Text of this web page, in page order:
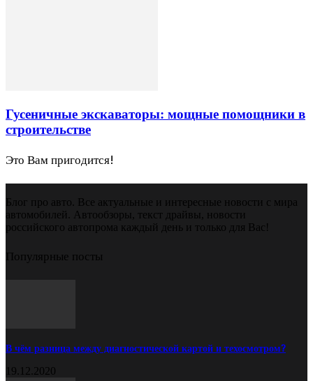
Гусеничные экскаваторы: мощные помощники в
строительстве
Это Вам пригодится!
Блог про авто. Все актуальные и интересные новости с мира
автомобилей. Автообзоры, текст драйвы, новости
российского автопрома каждый день и только для Вас!
Популярные посты
В чём разница между диагностической картой и техосмотром?
19.12.2020